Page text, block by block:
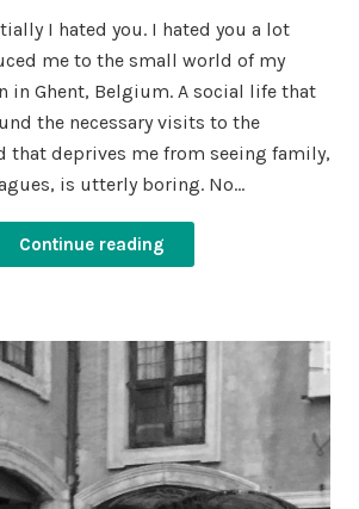
I hated you. I hated you a lot
me to the small world of my
in Ghent, Belgium. A social life that
the necessary visits to the
that deprives me from seeing family,
is utterly boring. No…
Continue reading